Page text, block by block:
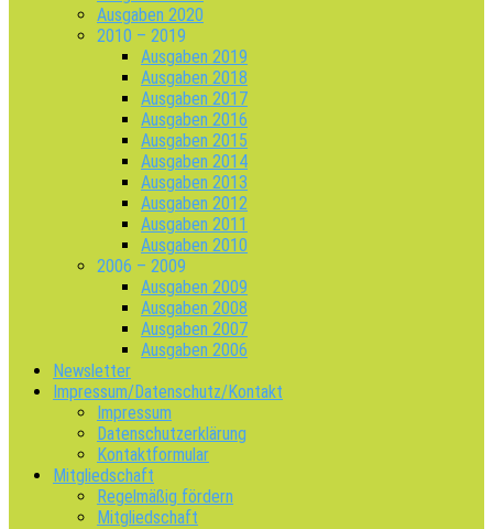
Ausgaben 2020
2010 – 2019
Ausgaben 2019
Ausgaben 2018
Ausgaben 2017
Ausgaben 2016
Ausgaben 2015
Ausgaben 2014
Ausgaben 2013
Ausgaben 2012
Ausgaben 2011
Ausgaben 2010
2006 – 2009
Ausgaben 2009
Ausgaben 2008
Ausgaben 2007
Ausgaben 2006
Newsletter
Impressum/Datenschutz/Kontakt
Impressum
Datenschutzerklärung
Kontaktformular
Mitgliedschaft
Regelmäßig fördern
Mitgliedschaft